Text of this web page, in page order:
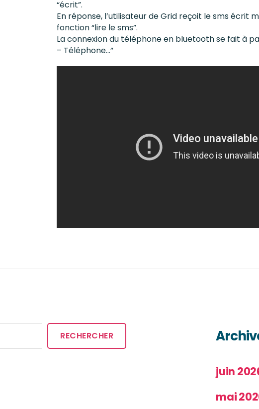
“écrit”.
En réponse, l’utilisateur de Grid reçoit le sms écrit
fonction “lire le sms”.
La connexion du téléphone en bluetooth se fait à
– Téléphone…”
RECHERCHER
juin
mai